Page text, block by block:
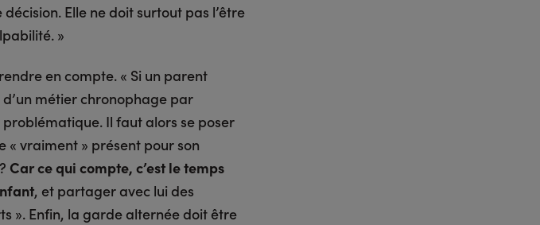
Elle ne doit surtout pas l’être
»
en compte. « Si un parent
métier chronophage par
Il faut alors se poser
« vraiment » présent pour son
Car ce qui compte, c’est le temps
, et partager avec lui des
». Enfin, la garde alternée doit être